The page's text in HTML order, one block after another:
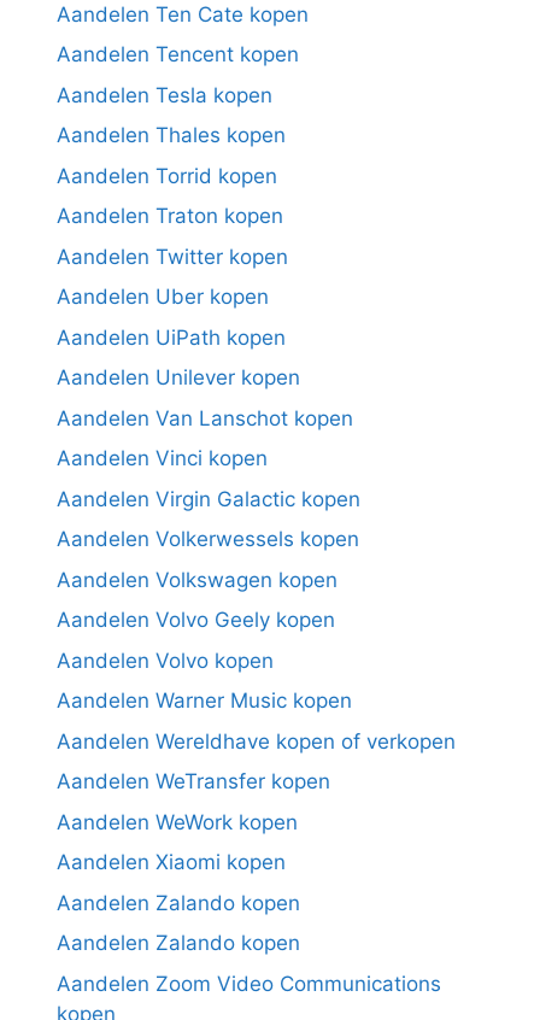
Aandelen Ten Cate kopen
Aandelen Tencent kopen
Aandelen Tesla kopen
Aandelen Thales kopen
Aandelen Torrid kopen
Aandelen Traton kopen
Aandelen Twitter kopen
Aandelen Uber kopen
Aandelen UiPath kopen
Aandelen Unilever kopen
Aandelen Van Lanschot kopen
Aandelen Vinci kopen
Aandelen Virgin Galactic kopen
Aandelen Volkerwessels kopen
Aandelen Volkswagen kopen
Aandelen Volvo Geely kopen
Aandelen Volvo kopen
Aandelen Warner Music kopen
Aandelen Wereldhave kopen of verkopen
Aandelen WeTransfer kopen
Aandelen WeWork kopen
Aandelen Xiaomi kopen
Aandelen Zalando kopen
Aandelen Zalando kopen
Aandelen Zoom Video Communications
kopen